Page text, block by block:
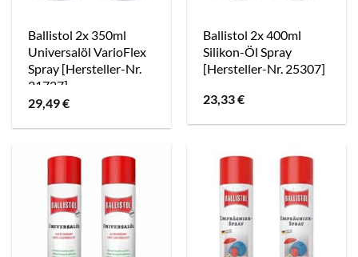
Ballistol 2x 350ml
Universalöl VarioFlex
Spray [Hersteller-Nr.
21727]
29,49€
Ballistol 2x 400ml
Silikon-Öl Spray
[Hersteller-Nr. 25307]
23,33€